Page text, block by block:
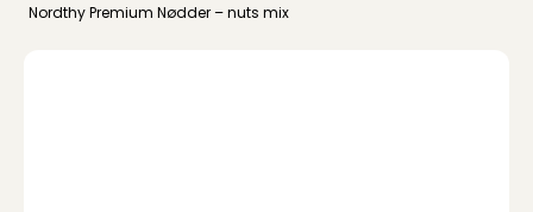
Nordthy Premium Nødder – nuts mix